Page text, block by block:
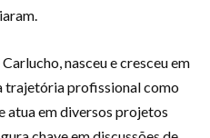
nasceu e cresceu em
trajetória profissional como
atua em diversos projetos